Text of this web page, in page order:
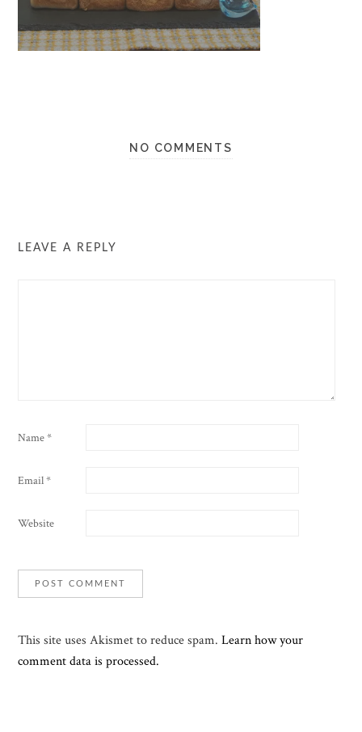
NO COMMENTS
LEAVE A REPLY
Name*
Email*
Website
This site uses Akismet to reduce spam.Learn how your
comment data is processed.